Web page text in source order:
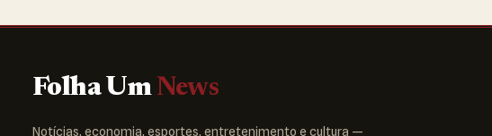
Folha Um News
Notícias, economia, esportes, entretenimento e cultura —